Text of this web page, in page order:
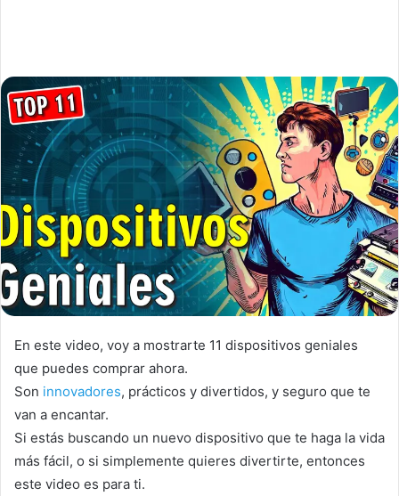
En este video, voy a mostrarte 11 dispositivos geniales
que puedes comprar ahora.
Son innovadores, prácticos y divertidos, y seguro que te
van a encantar.
Si estás buscando un nuevo dispositivo que te haga la vida
más fácil, o si simplemente quieres divertirte, entonces
este video es para ti.